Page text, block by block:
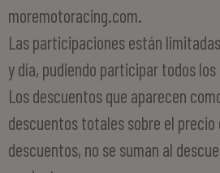
moremotoracing.com.
Las participaciones están
y día, pudiendo participar todos los
Los descuentos que aparecen
descuentos totales sobre el
descuentos, no se suman al